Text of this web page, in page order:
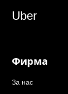
Uber
Фирма
За нас